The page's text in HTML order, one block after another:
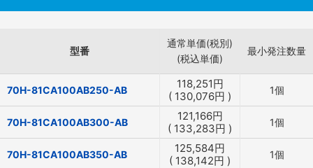
型番
通常単価(税別)
(税込単価)
最小発注数量
70H-81CA100AB250-AB 118,251円
( 130,076円 ) 1個
70H-81CA100AB300-AB 121,166円
( 133,283円 ) 1個
70H-81CA100AB350-AB 125,584円
( 138,142円 ) 1個